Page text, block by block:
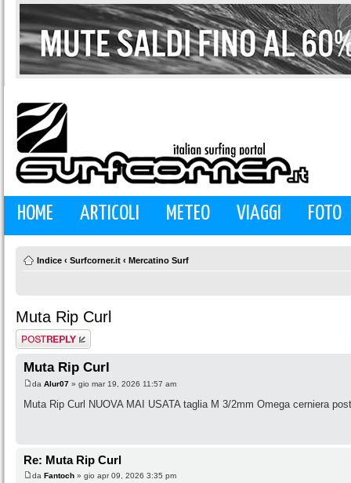
HOME ARTICOLI METEO VIAGGI FOTO
Indice ‹ Surfcorner.it ‹ Mercatino Surf
Muta Rip Curl
Rispondi al
messaggio
Muta Rip Curl
da Alur07 » gio mar 19, 2026 11:57 am
Muta Rip Curl NUOVA MAI USATA taglia M 3/2mm Omega cerniera
Re: Muta Rip Curl
da Fantoch » gio apr 09, 2026 3:35 pm